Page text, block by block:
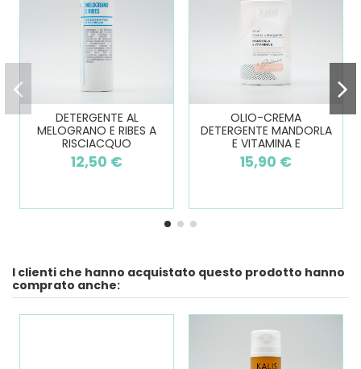
DETERGENTE AL
MELOGRANO E RIBES A
RISCIACQUO
12,50 €
OLIO-CREMA
DETERGENTE MANDORLA
E VITAMINA E
15,90 €
I clienti che hanno acquistato questo prodotto hanno
comprato anche: